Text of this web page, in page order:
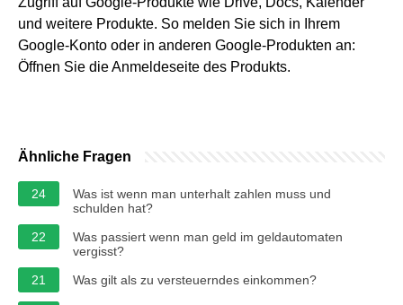
und weitere Produkte. So melden Sie sich in Ihrem
Google-Konto oder in anderen Google-Produkten an:
Öffnen Sie die Anmeldeseite des Produkts.
Ähnliche Fragen
24
Was ist wenn man unterhalt zahlen muss und
schulden hat?
22
Was passiert wenn man geld im geldautomaten
vergisst?
21
Was gilt als zu versteuerndes einkommen?